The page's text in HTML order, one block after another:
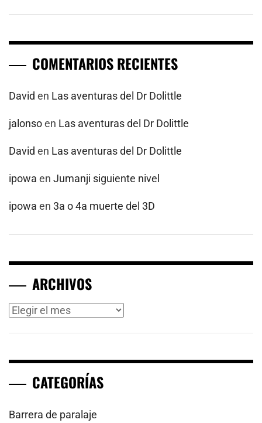
COMENTARIOS RECIENTES
David en Las aventuras del Dr Dolittle
jalonsoen Las aventuras del Dr Dolittle
David en Las aventuras del Dr Dolittle
ipowa en Jumanji siguiente nivel
ipowa en 3a o 4a muerte del 3D
ARCHIVOS
Archivos
CATEGORÍAS
Barrera de paralaje